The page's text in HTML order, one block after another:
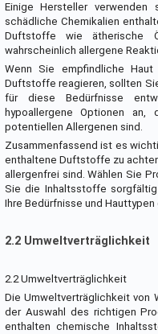
Einige Hersteller verwenden
schädliche Chemikalien
Duftstoffe wie ätherische
wahrscheinlich allergene
Wenn Sie empfindliche
Duftstoffe reagieren, sollten
für diese Bedürfnisse
hypoallergene Optionen
potentiellen Allergenen sind.
Zusammenfassend ist es
enthaltene Duftstoffe zu
allergenfrei sind. Wählen Sie
Sie die Inhaltsstoffe
Ihre Bedürfnisse und
2.2 Umweltverträglichkeit
2.2 Umweltverträglichkeit
Die Umweltverträglichkeit von
der Auswahl des richtigen
enthalten chemische